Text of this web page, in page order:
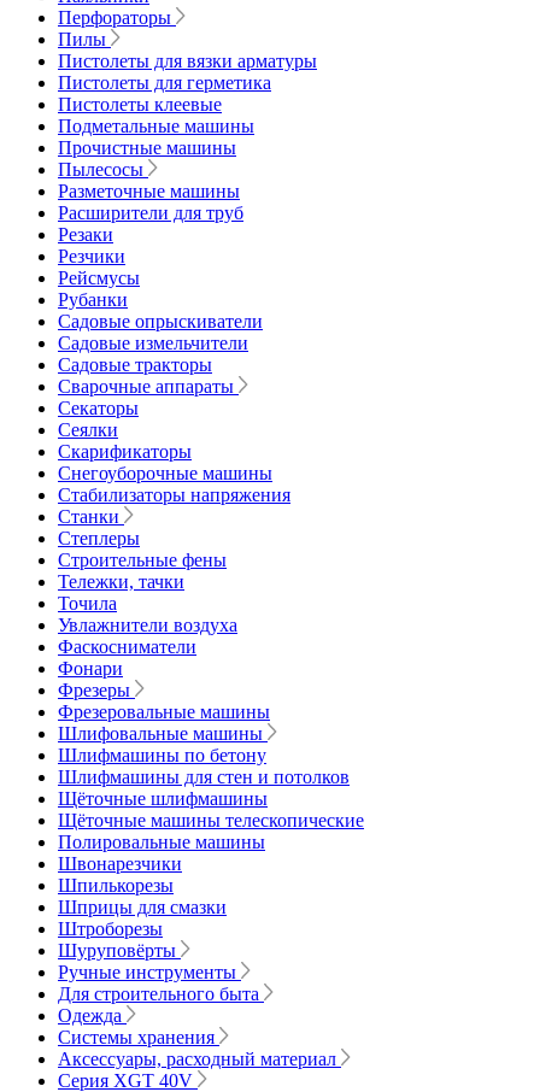
Перфораторы
Пилы
Пистолеты для вязки арматуры
Пистолеты для герметика
Пистолеты клеевые
Подметальные машины
Прочистные машины
Пылесосы
Разметочные машины
Расширители для труб
Резаки
Резчики
Рейсмусы
Рубанки
Садовые опрыскиватели
Садовые измельчители
Садовые тракторы
Сварочные аппараты
Секаторы
Сеялки
Скарификаторы
Снегоуборочные машины
Стабилизаторы напряжения
Станки
Степлеры
Строительные фены
Тележки, тачки
Точила
Увлажнители воздуха
Фаскосниматели
Фонари
Фрезеры
Фрезеровальные машины
Шлифовальные машины
Шлифмашины по бетону
Шлифмашины для стен и потолков
Щёточные шлифмашины
Щёточные машины телескопические
Полировальные машины
Швонарезчики
Шпилькорезы
Шприцы для смазки
Штроборезы
Шуруповёрты
Ручные инструменты
Для строительного быта
Одежда
Системы хранения
Аксессуары, расходный материал
Серия XGT 40V